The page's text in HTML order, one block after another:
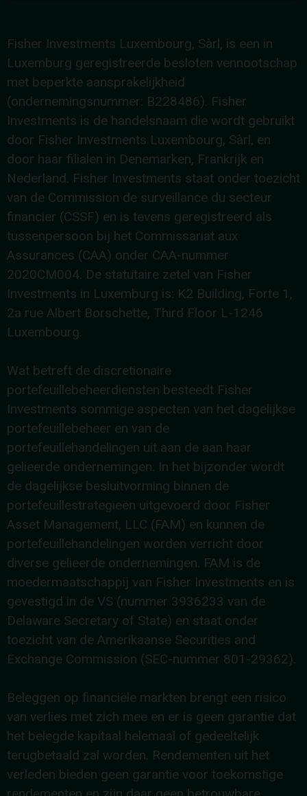
Fisher Investments Luxembourg, Sàrl, is een in
Luxemburg geregistreerde besloten vennootschap
met beperkte aansprakelijkheid
(ondernemingsnummer: B228486). Fisher
Investments is de handelsnaam die wordt gebruikt
door Fisher Investments Luxembourg, Sàrl, en
door haar filialen in Denemarken, Frankrijk en
Nederland. Fisher Investments staat onder toezicht
van de Commission de surveillance du secteur
financier (CSSF) en is tevens geregistreerd als
tussenpersoon bij het Commissariat aux
Assurances (CAA) onder CAA-nummer
2020CM004. De statutaire zetel van Fisher
Investments in Luxemburg is: K2 Building, Forte 1,
2a rue Albert Borschette, Third Floor L-1246
Luxembourg.
Wat betreft de discretionaire
portefeuillebeheerdiensten besteedt Fisher
Investments sommige aspecten van het dagelijkse
portefeuillebeheer en van de
portefeuillehandelingen uit aan de aan haar
gelieerde ondernemingen. In het bijzonder wordt
de dagelijkse besluitvorming binnen de
portefeuillestrategieën uitgevoerd door Fisher
Asset Management, LLC (FAM) en kunnen de
portefeuillehandelingen worden verricht door
diverse gelieerde ondernemingen. FAM is de
moedermaatschappij van Fisher Investments en is
gevestigd in de VS (nummer 3936233 van de
Delaware Secretary of State) en staat onder
toezicht van de Amerikaanse Securities and
Exchange Commission (SEC-nummer 801-29362).
Beleggen op financiële markten brengt een risico
van verlies met zich mee en er is geen garantie dat
het belegde kapitaal helemaal of gedeeltelijk
terugbetaald zal worden. Rendementen uit het
verleden bieden geen garantie voor toekomstige